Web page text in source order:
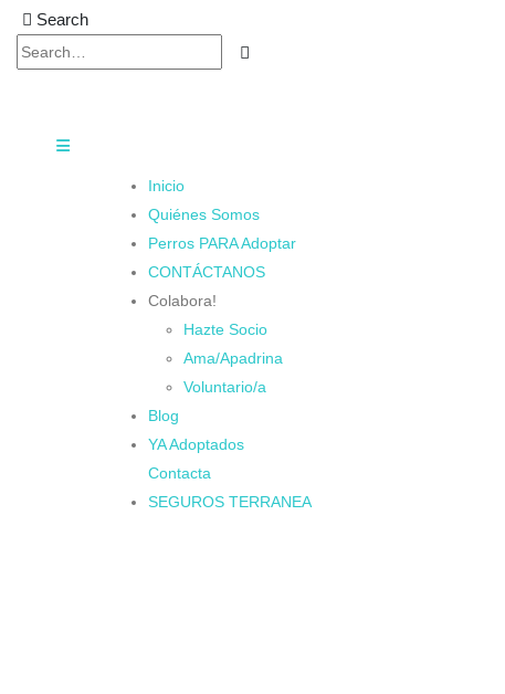
Search
Inicio
Quiénes Somos
Perros PARA Adoptar
CONTÁCTANOS
Colabora!
Hazte Socio
Ama/Apadrina
Voluntario/a
Blog
YA Adoptados
Contacta
SEGUROS TERRANEA